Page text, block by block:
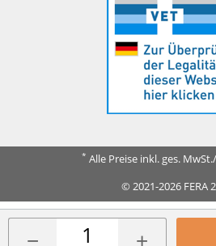
− +
* Alle Preise inkl. ges.
© 2021-2026 FERA
FERA